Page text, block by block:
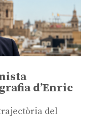
d’Enric
del